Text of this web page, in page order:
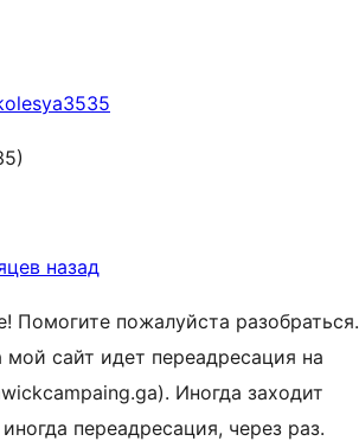
назад
Помогите пожалуйста разобраться.
сайт идет переадресация на
Иногда заходит
переадресация, через раз.